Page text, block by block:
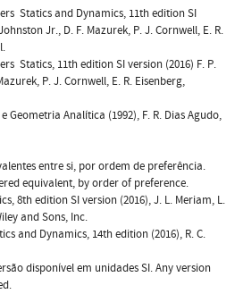
 Statics and Dynamics, 11th edition SI
Jr., D. F. Mazurek, P. J. Cornwell, E. R.
 Statics, 11th edition SI version (2016) F. P.
P. J. Cornwell, E. R. Eisenberg,
Geometria Analítica (1992), F. R. Dias Agudo,
entre si, por ordem de preferência.
equivalent, by order of preference.
8th edition SI version (2016), J. L. Meriam, L.
and Sons, Inc.
and Dynamics, 14th edition (2016), R. C.
disponível em unidades SI. Any version